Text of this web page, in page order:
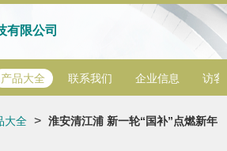
有限公司
产品大全 联系我们 企业信息 访客
大全 > 淮安清江浦 新一轮“国补”点燃新年